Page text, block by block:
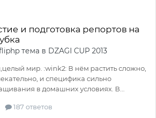
и подготовка репортов на
тема в DZAGI CUP 2013
мир. :wink2: В нём растить сложно,
и специфика сильно
в домашних условиях. В...
187 ответов